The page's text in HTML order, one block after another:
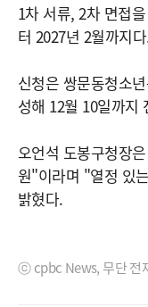
1차 서류, 2차 면접
터 2027년 2월까지
신청은 쌍문동청소
성해 12월 10일까지
오언석 도봉구청장
원"이라며 "열정 있
밝혔다.
ⓒ cpbc News, 무단 전